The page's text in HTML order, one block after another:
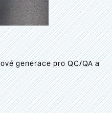
generace pro QC/QA a